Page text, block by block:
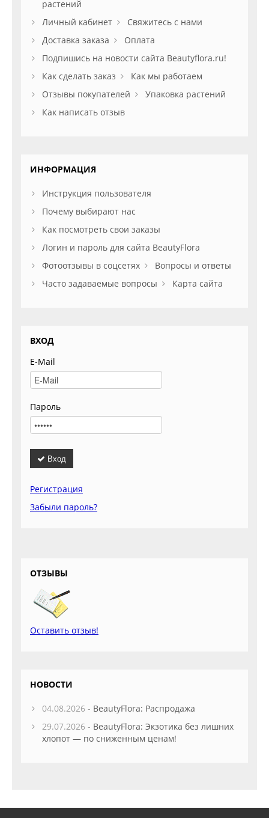
растений
Личный кабинет
Свяжитесь с нами
Доставка заказа
Оплата
Подпишись на новости сайта Beautyflora.ru!
Как сделать заказ
Как мы работаем
Отзывы покупателей
Упаковка растений
Как написать отзыв
ИНФОРМАЦИЯ
Инструкция пользователя
Почему выбирают нас
Как посмотреть свои заказы
Логин и пароль для сайта BeautyFlora
Фотоотзывы в соцсетях
Вопросы и ответы
Часто задаваемые вопросы
Карта сайта
ВХОД
E-Mail
Пароль
Вход
Регистрация
Забыли пароль?
ОТЗЫВЫ
Оставить отзыв!
НОВОСТИ
04.08.2026 - BeautyFlora: Распродажа
29.07.2026 - BeautyFlora: Экзотика без лишних
хлопот — по сниженным ценам!